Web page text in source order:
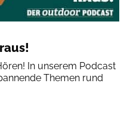
In unserem Podcast
Themen rund